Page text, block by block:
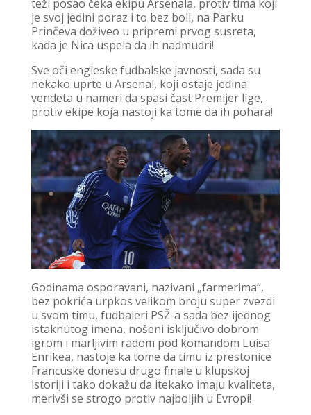
teži posao čeka ekipu Arsenala, protiv tima koji
je svoj jedini poraz i to bez boli, na Parku
Prinčeva doživeo u pripremi prvog susreta,
kada je Nica uspela da ih nadmudri!
Sve oči engleske fudbalske javnosti, sada su
nekako uprte u Arsenal, koji ostaje jedina
vendeta u nameri da spasi čast Premijer lige,
protiv ekipe koja nastoji ka tome da ih pohara!
Godinama osporavani, nazivani „farmerima“,
bez pokrića urpkos velikom broju super zvezdi
u svom timu, fudbaleri PSŽ-a sada bez ijednog
istaknutog imena, nošeni isključivo dobrom
igrom i marljivim radom pod komandom Luisa
Enrikea, nastoje ka tome da timu iz prestonice
Francuske donesu drugo finale u klupskoj
istoriji i tako dokažu da itekako imaju kvaliteta,
merivši se strogo protiv najboljih u Evropi!